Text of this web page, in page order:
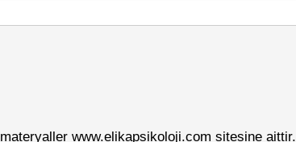
www.elikapsikoloji.com sitesine aittir.